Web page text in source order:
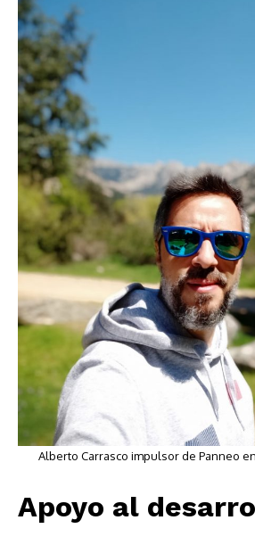
Alberto Carrasco impulsor de Panneo
Apoyo al